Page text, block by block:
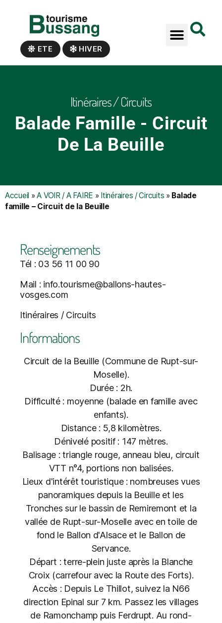
ETE HIVER
Itinéraires / Circuits
Balade Famille - Circuit
De La Beuille
Accueil »A VOIR / A FAIRE » Itinéraires / Circuits » Balade
famille – Circuit de la Beuille
Renseignements
Tél : 03 56 11 00 90
Mail : info.tourisme@ballons-hautes-
vosges.com
Itinéraires / Circuits
Informations
Circuit de la Beuille (Commune de Rupt-sur-
Moselle).
Durée : 2h.
Difficulté : moyenne (balade en famille avec
enfants).
Distance : 5,8 kilomètres.
Dénivelé positif : 147 mètres.
Balisage : triangle rouge, anneau bleu, circuit
VTT n°4, portions non balisées.
Lieux d'intérêt touristique : nombreuses vues
panoramiques depuis la Beuille et les
Tronches sur le bassin de Remiremont et la
vallée de Rupt-sur-Moselle avec en toile de
fond le Ballon d'Alsace et le Ballon de
Servance.
Départ : terre-plein juste après la Blanche
Croix (carrefour avec la Route des Forts).
Accès : Depuis Le Thillot, suivez la N66
direction Epinal sur 7 km. Passez les villages
de Ramonchamp puis Ferdrupt. Au rond-